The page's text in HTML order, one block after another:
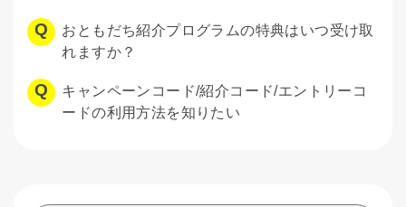
おともだち紹介プログラムの特典はいつ受け取
れますか？
キャンペーンコード/紹介コード/エントリーコ
ードの利用方法を知りたい